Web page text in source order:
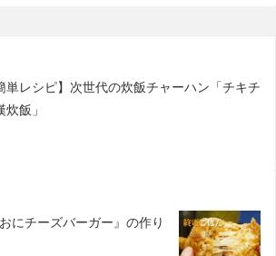
単レシピ】次世代の炊飯チャーハン「チキチ
炊飯」
にチーズバーガー』の作り